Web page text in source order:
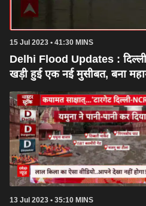
15 Jul 2023 • 41:30 MINS
Delhi Flood Updates : दिल्ली
खड़ी हुई एक नई मुसीबत, बना
13 Jul 2023 • 35:10 MINS